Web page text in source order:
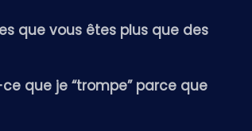
que vous êtes plus que des
que je “trompe” parce que